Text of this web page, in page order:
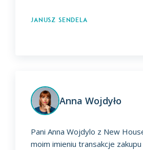
Janusz Sendela
Anna Wojdyło
Pani Anna Wojdylo z New
moim imieniu transakcje